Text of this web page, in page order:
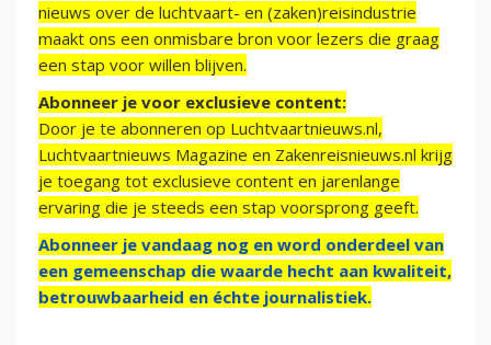
nieuws over de luchtvaart- en (zaken)reisindustrie
maakt ons een onmisbare bron voor lezers die graag
een stap voor willen blijven.
Abonneer je voor exclusieve content:
Door je te abonneren op Luchtvaartnieuws.nl,
Luchtvaartnieuws Magazine en Zakenreisnieuws.nl krijg
je toegang tot exclusieve content en jarenlange
ervaring die je steeds een stap voorsprong geeft.
Abonneer je vandaag nog en word onderdeel van
een gemeenschap die waarde hecht aan kwaliteit,
betrouwbaarheid en échte journalistiek.